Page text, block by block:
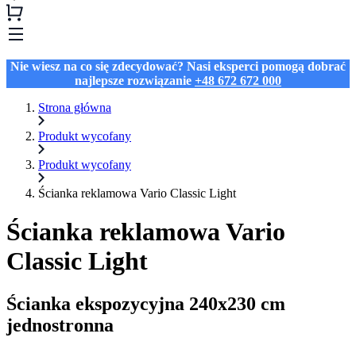
Nie wiesz na co się zdecydować? Nasi eksperci pomogą dobrać
najlepsze rozwiązanie +48 672 672 000
Strona główna
Produkt wycofany
Produkt wycofany
Ścianka reklamowa Vario Classic Light
Ścianka reklamowa Vario
Classic Light
Ścianka ekspozycyjna 240x230 cm
jednostronna